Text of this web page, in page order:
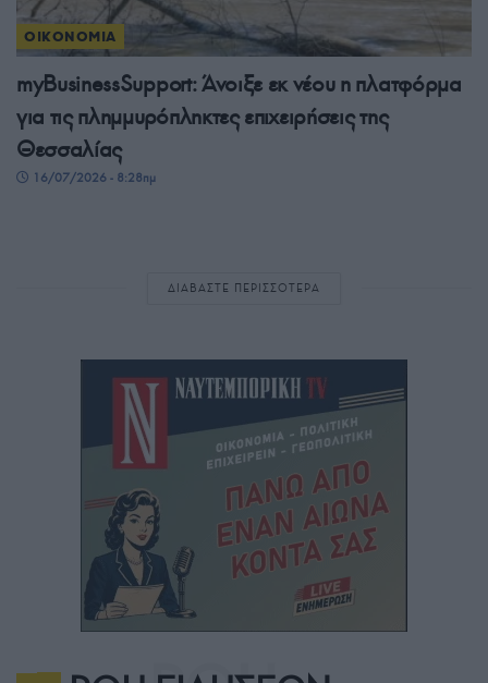
ΟΙΚΟΝΟΜΙΑ
myBusinessSupport: Άνοιξε εκ νέου η πλατφόρμα
για τις πλημμυρόπληκτες επιχειρήσεις της
Θεσσαλίας
16/07/2026 - 8:28πμ
ΔΙΑΒΑΣΤΕ ΠΕΡΙΣΣΟΤΕΡΑ